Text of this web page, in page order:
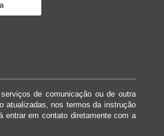
de comunicação ou de outra
atualizadas, nos termos da instrução
entrar em contato diretamente com a